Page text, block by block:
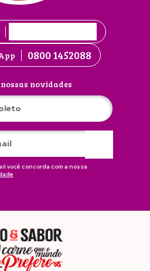
0800 1452088
nossas novidades
você concorda com a nossa